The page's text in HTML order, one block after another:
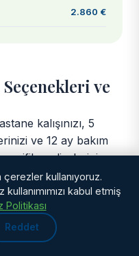
2.860 €
ve
kalışınızı, 5
ve 12 ay bakım
endişelerinize
Chat with us
kullanıyoruz.
kabul etmiş
Politikası
Reddet